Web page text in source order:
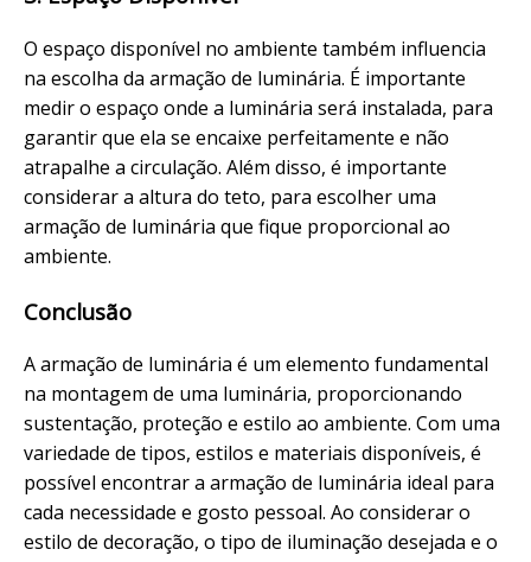
O espaço disponível no ambiente também influencia
na escolha da armação de luminária. É importante
medir o espaço onde a luminária será instalada, para
garantir que ela se encaixe perfeitamente e não
atrapalhe a circulação. Além disso, é importante
considerar a altura do teto, para escolher uma
armação de luminária que fique proporcional ao
ambiente.
Conclusão
A armação de luminária é um elemento fundamental
na montagem de uma luminária, proporcionando
sustentação, proteção e estilo ao ambiente. Com uma
variedade de tipos, estilos e materiais disponíveis, é
possível encontrar a armação de luminária ideal para
cada necessidade e gosto pessoal. Ao considerar o
estilo de decoração, o tipo de iluminação desejada e o